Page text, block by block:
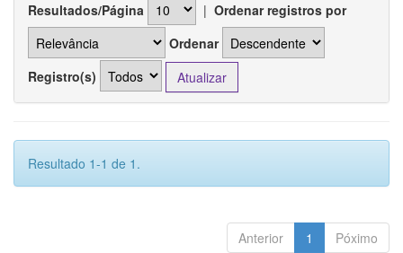
Resultados/Página | Ordenar registros por
Ordenar
Registro(s)
Resultado 1-1 de 1.
Anterior 1 Póximo